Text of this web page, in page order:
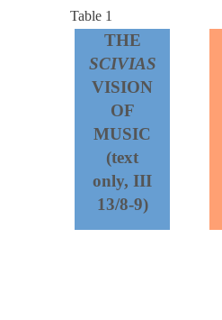
Table 1
THE
SCIVIAS
VISION
OF
MUSIC
(text
only, III
13/8-9)